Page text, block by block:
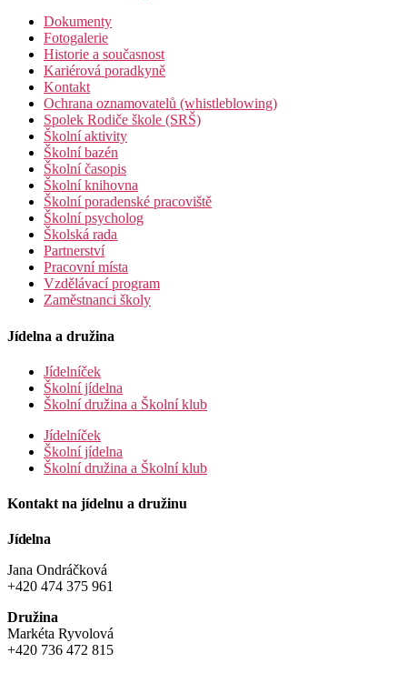
Dokumenty
Fotogalerie
Historie a současnost
Kariérová poradkyně
Kontakt
Ochrana oznamovatelů (whistleblowing)
Spolek Rodiče škole (SRŠ)
Školní aktivity
Školní bazén
Školní časopis
Školní knihovna
Školní poradenské pracoviště
Školní psycholog
Školská rada
Partnerství
Pracovní místa
Vzdělávací program
Zaměstnanci školy
Jídelna a družina
Jídelníček
Školní jídelna
Školní družina a Školní klub
Jídelníček
Školní jídelna
Školní družina a Školní klub
Kontakt na jídelnu a družinu
Jídelna
Jana Ondráčková
+420 474 375 961
Družina
Markéta Ryvolová
+420 736 472 815